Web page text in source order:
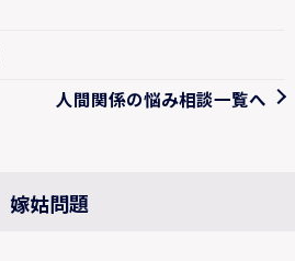
人間関係の悩み相談一覧へ
嫁姑問題